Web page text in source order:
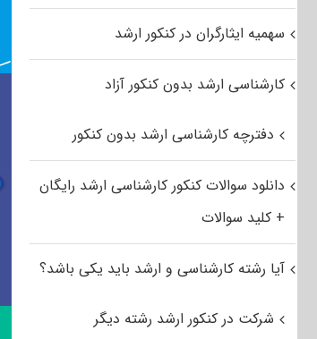
سهمیه ایثارگران در کنکور ارشد
کارشناسی ارشد بدون کنکور آزاد
دفترچه کارشناسی ارشد بدون کنکور
دانلود سوالات کنکور کارشناسی ارشد رایگان
+ کلید سوالات
آیا رشته کارشناسی و ارشد باید یکی باشد؟
شرکت در کنکور ارشد رشته دیگر